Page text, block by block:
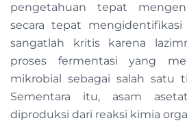
pengetahuan tepat
secara tepat
sangatlah kritis karena
proses fermentasi yang
mikrobial sebagai salah satu
Sementara itu, asam
diproduksi dari reaksi kimia